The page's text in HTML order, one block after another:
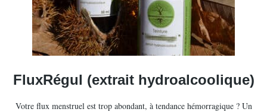
page
du
produit
FluxRégul (extrait hydroalcoolique)
Votre flux menstruel est trop abondant, à tendance hémorragique ? Un